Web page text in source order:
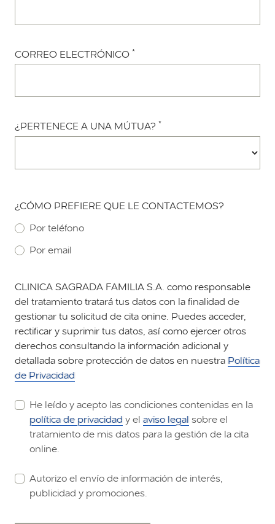
CORREO ELECTRÓNICO *
¿PERTENECE A UNA MÚTUA? *
¿CÓMO PREFIERE QUE LE CONTACTEMOS?
Por teléfono
Por email
CLINICA SAGRADA FAMILIA S.A. como responsable
del tratamiento tratará tus datos con la finalidad de
gestionar tu solicitud de cita onine. Puedes acceder,
rectificar y suprimir tus datos, así como ejercer otros
derechos consultando la información adicional y
detallada sobre protección de datos en nuestra Política
de Privacidad
He leído y acepto las condiciones contenidas en la
política de privacidad y el aviso legal sobre el
tratamiento de mis datos para la gestión de la cita
online.
Autorizo el envío de información de interés,
publicidad y promociones.